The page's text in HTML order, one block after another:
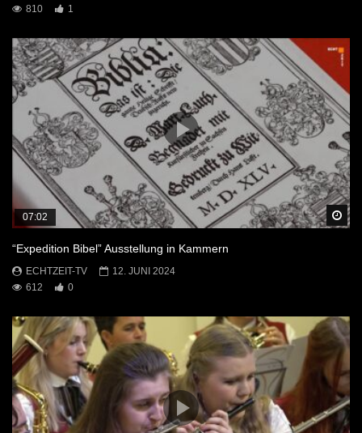
810
1
07:02
“Expedition Bibel” Ausstellung in Kammern
ECHTZEIT-TV
12. JUNI 2024
612
0